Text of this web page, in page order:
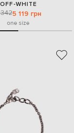
OFF-WHITE
5 119 грн
one size